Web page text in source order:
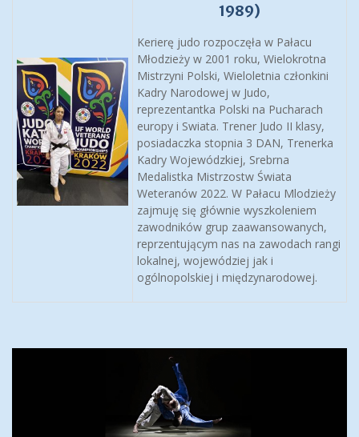
1989)
Kerierę judo rozpoczęła w Pałacu
Młodzieży w 2001 roku, Wielokrotna
Mistrzyni Polski, Wieloletnia członkini
Kadry Narodowej w Judo,
reprezentantka Polski na Pucharach
europy i Swiata. Trener Judo II klasy,
posiadaczka stopnia 3 DAN, Trenerka
Kadry Wojewódzkiej, Srebrna
Medalistka Mistrzostw Świata
Weteranów 2022. W Pałacu Mlodzieży
zajmuję się głównie wyszkoleniem
zawodników grup zaawansowanych,
reprzentującym nas na zawodach rangi
lokalnej, wojewódziej jak i
ogólnopolskiej i międzynarodowej.